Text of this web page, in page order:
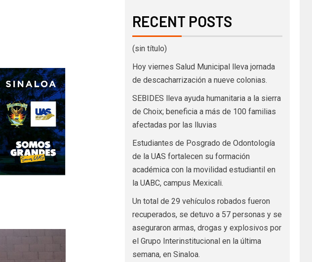
RECENT POSTS
(sin título)
Hoy viernes Salud Municipal lleva jornada
de descacharrización a nueve colonias.
SEBIDES lleva ayuda humanitaria a la sierra
de Choix; beneficia a más de 100 familias
afectadas por las lluvias
Estudiantes de Posgrado de Odontología
de la UAS fortalecen su formación
académica con la movilidad estudiantil en
la UABC, campus Mexicali.
Un total de 29 vehículos robados fueron
recuperados, se detuvo a 57 personas y se
aseguraron armas, drogas y explosivos por
el Grupo Interinstitucional en la última
semana, en Sinaloa.